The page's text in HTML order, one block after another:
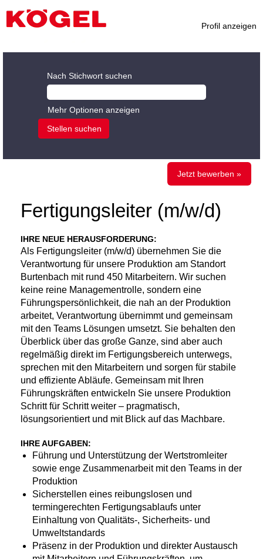
Profil anzeigen
Nach Stichwort suchen
Mehr Optionen anzeigen
Jetzt bewerben »
Fertigungsleiter (m/w/d)
IHRE NEUE HERAUSFORDERUNG:
Als Fertigungsleiter (m/w/d) übernehmen Sie die
Verantwortung für unsere Produktion am Standort
Burtenbach mit rund 450 Mitarbeitern. Wir suchen
keine reine Managementrolle, sondern eine
Führungspersönlichkeit, die nah an der Produktion
arbeitet, Verantwortung übernimmt und gemeinsam
mit den Teams Lösungen umsetzt. Sie behalten den
Überblick über das große Ganze, sind aber auch
regelmäßig direkt im Fertigungsbereich unterwegs,
sprechen mit den Mitarbeitern und sorgen für stabile
und effiziente Abläufe. Gemeinsam mit Ihren
Führungskräften entwickeln Sie unsere Produktion
Schritt für Schritt weiter – pragmatisch,
lösungsorientiert und mit Blick auf das Machbare.
IHRE AUFGABEN:
Führung und Unterstützung der Wertstromleiter
sowie enge Zusammenarbeit mit den Teams in der
Produktion
Sicherstellen eines reibungslosen und
termingerechten Fertigungsablaufs unter
Einhaltung von Qualitäts-, Sicherheits- und
Umweltstandards
Präsenz in der Produktion und direkter Austausch